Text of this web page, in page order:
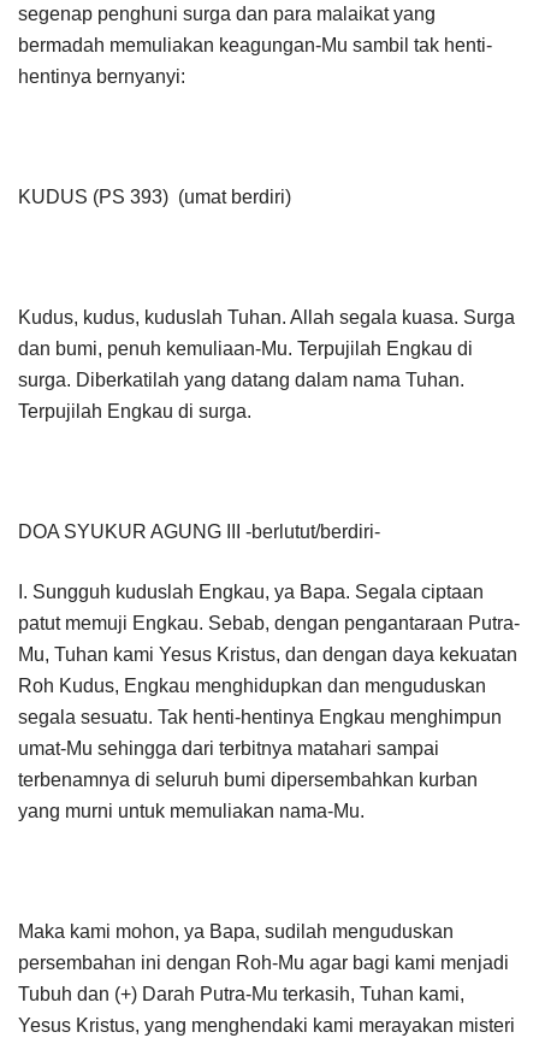
segenap penghuni surga dan para malaikat yang
bermadah memuliakan keagungan-Mu sambil tak henti-
hentinya bernyanyi:
KUDUS (PS 393) (umat berdiri)
Kudus, kudus, kuduslah Tuhan. Allah segala kuasa. Surga
dan bumi, penuh kemuliaan-Mu. Terpujilah Engkau di
surga. Diberkatilah yang datang dalam nama Tuhan.
Terpujilah Engkau di surga.
DOA SYUKUR AGUNG III -berlutut/berdiri-
I. Sungguh kuduslah Engkau, ya Bapa. Segala ciptaan
patut memuji Engkau. Sebab, dengan pengantaraan Putra-
Mu, Tuhan kami Yesus Kristus, dan dengan daya kekuatan
Roh Kudus, Engkau menghidupkan dan menguduskan
segala sesuatu. Tak henti-hentinya Engkau menghimpun
umat-Mu sehingga dari terbitnya matahari sampai
terbenamnya di seluruh bumi dipersembahkan kurban
yang murni untuk memuliakan nama-Mu.
Maka kami mohon, ya Bapa, sudilah menguduskan
persembahan ini dengan Roh-Mu agar bagi kami menjadi
Tubuh dan (+) Darah Putra-Mu terkasih, Tuhan kami,
Yesus Kristus, yang menghendaki kami merayakan misteri